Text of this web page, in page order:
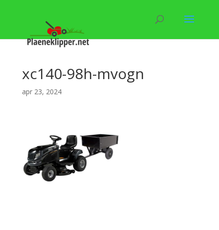
xc140-98h-mvogn
apr 23, 2024